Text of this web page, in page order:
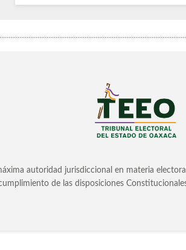
autoridad jurisdiccional en materia
de las disposiciones